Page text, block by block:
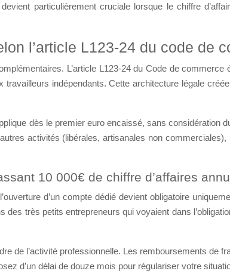
particulièrement cruciale lorsque le chiffre
l’article L123-24 du code de
L’article L123-24 du Code de
aux travailleurs indépendants. Cette
dès le premier euro encaissé, sans
autres activités (libérales, artisanales non
10 000€ de chiffre d’affaires
d’un compte dédié devient obligatoire
des très petits entrepreneurs qui voyaient dans
le cadre de l’activité professionnelle. Les
vous disposez d’un délai de douze mois pour